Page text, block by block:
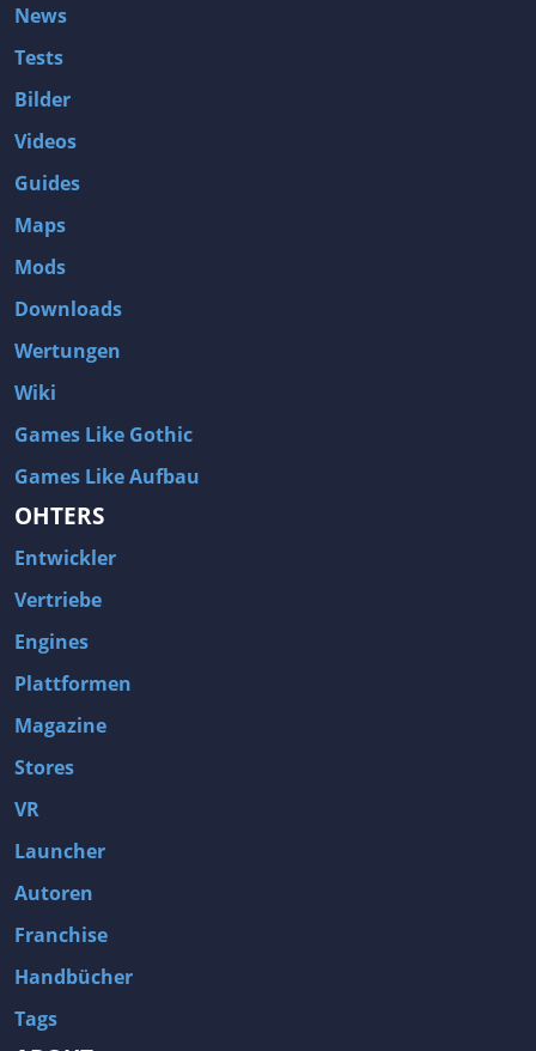
News
Tests
Bilder
Videos
Guides
Maps
Mods
Downloads
Wertungen
Wiki
Games Like Gothic
Games Like Aufbau
OHTERS
Entwickler
Vertriebe
Engines
Plattformen
Magazine
Stores
VR
Launcher
Autoren
Franchise
Handbücher
Tags